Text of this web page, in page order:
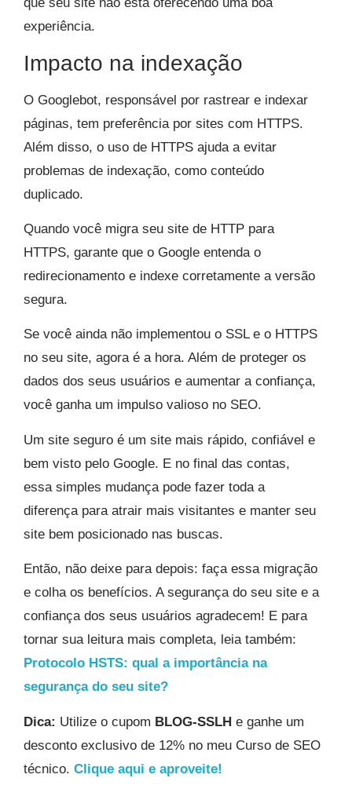
experiência.
Impacto na indexação
O Googlebot, responsável por rastrear e indexar
páginas, tem preferência por sites com HTTPS.
Além disso, o uso de HTTPS ajuda a evitar
problemas de indexação, como conteúdo
duplicado.
Quando você migra seu site de HTTP para
HTTPS, garante que o Google entenda o
redirecionamento e indexe corretamente a versão
segura.
Se você ainda não implementou o SSL e o HTTPS
no seu site, agora é a hora. Além de proteger os
dados dos seus usuários e aumentar a confiança,
você ganha um impulso valioso no SEO.
Um site seguro é um site mais rápido, confiável e
bem visto pelo Google. E no final das contas,
essa simples mudança pode fazer toda a
diferença para atrair mais visitantes e manter seu
site bem posicionado nas buscas.
Então, não deixe para depois: faça essa migração
e colha os benefícios. A segurança do seu site e a
confiança dos seus usuários agradecem! E para
tornar sua leitura mais completa, leia também:
Protocolo HSTS: qual a importância na
segurança do seu site?
Dica: Utilize o cupom BLOG-SSLH e ganhe um
desconto exclusivo de 12% no meu Curso de SEO
técnico. Clique aqui e aproveite!